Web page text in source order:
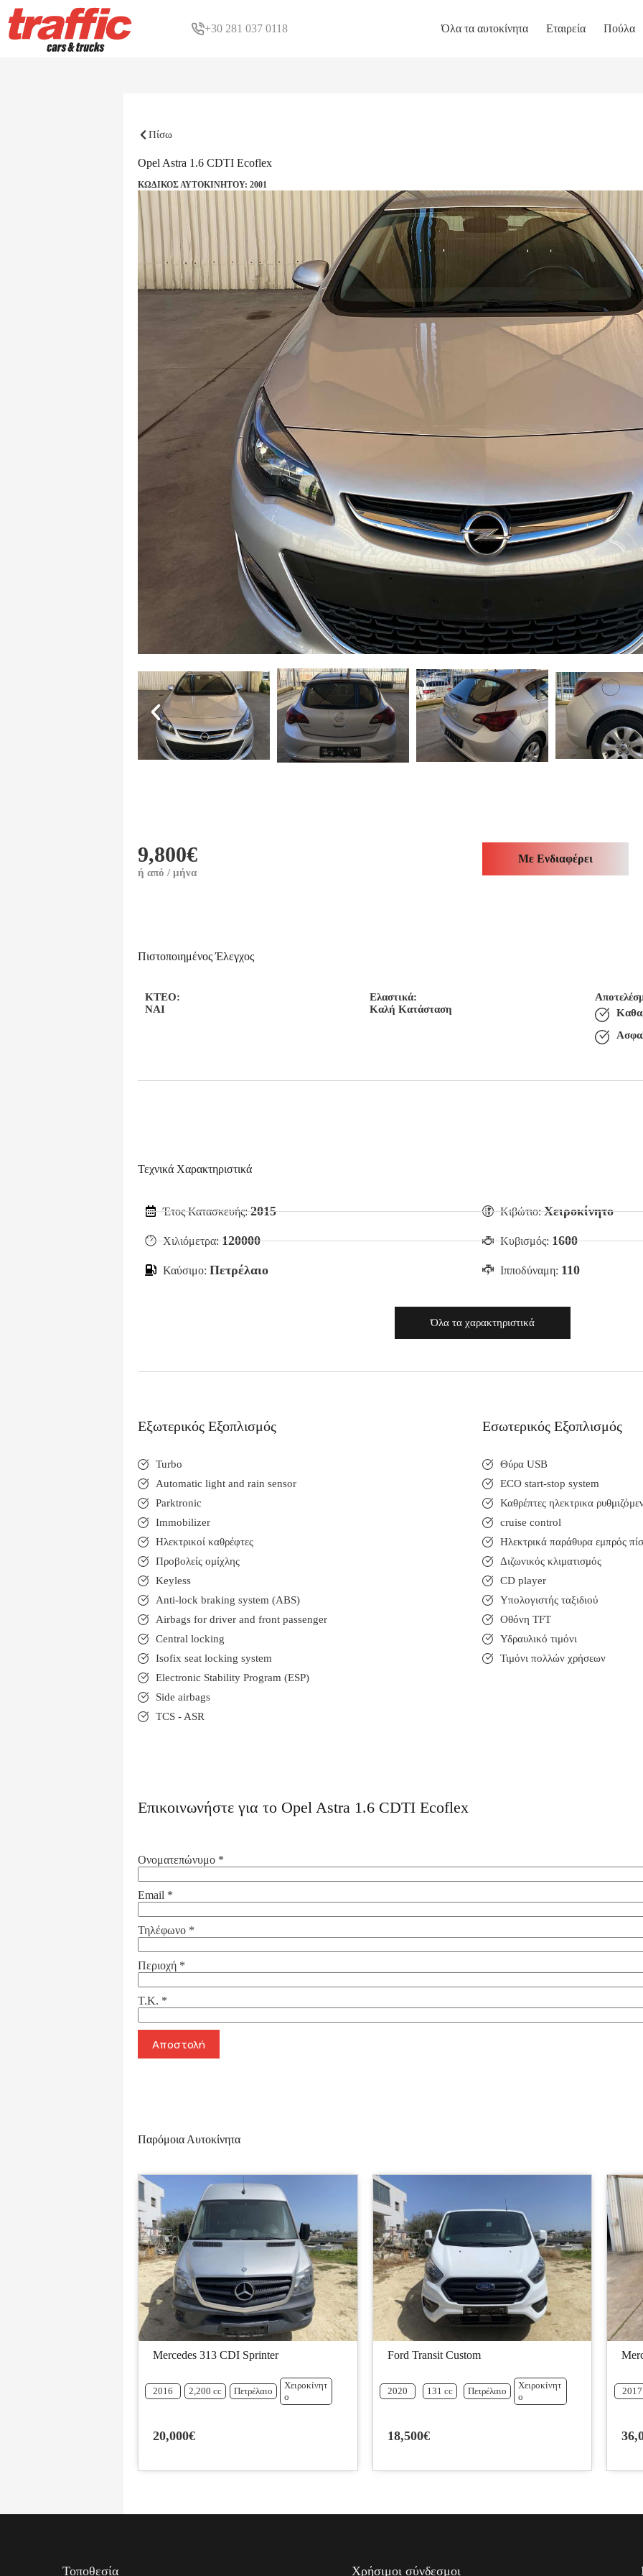
+30 281 037 0118 Όλα τα αυτοκίνητα Εταιρεία Πούλα
Πίσω
Opel Astra 1.6 CDTI Ecoflex
ΚΩΔΙΚΟΣ ΑΥΤΟΚΙΝΗΤΟΥ: 2001
9,800€
ή από / μήνα
Με Ενδιαφέρει
Πιστοποιημένος Έλεγχος
KTEO:
ΝΑΙ
Ελαστικά:
Καλή Κατάσταση
Τεχνικά Χαρακτηριστικά
Έτος Κατασκευής:2015
Χιλιόμετρα:120000
Καύσιμο: Πετρέλαιο
Κιβώτιο:Χειροκίνητο
Κυβισμός:1600
Ιπποδύναμη: 110
Όλα τα χαρακτηριστικά
Εξωτερικός Εξοπλισμός
Turbo
Automatic light and rain sensor
Parktronic
Immobilizer
Ηλεκτρικοί καθρέφτες
Προβολείς ομίχλης
Keyless
Anti-lock braking system (ABS)
Airbags for driver and front passenger
Central locking
Isofix seat locking system
Electronic Stability Program (ESP)
Side airbags
TCS - ASR
Εσωτερικός Εξοπλισμός
Θύρα USB
ECO start-stop system
Καθρέπτες ηλεκτρικα
cruise control
Ηλεκτρικά παράθυρα εμπρός
Διζωνικός κλιματισμός
CD player
Υπολογιστής ταξιδιού
Οθόνη TFT
Υδραυλικό τιμόνι
Τιμόνι πολλών χρήσεων
Επικοινωνήστε για το Opel Astra 1.6 CDTI Ecoflex
Ονοματεπώνυμο *
Email *
Τηλέφωνο *
Περιοχή *
Τ.Κ. *
Αποστολή
Παρόμοια Αυτοκίνητα
Mercedes 313 CDI Sprinter
2016 2,200 cc Πετρέλαιο
Χειροκίνητ
ο
20,000€
Ford Transit Custom
2020 131 cc Πετρέλαιο
Χειροκίνητ
ο
18,500€
2017
Τοποθεσία Χρήσιμοι σύνδεσμοι